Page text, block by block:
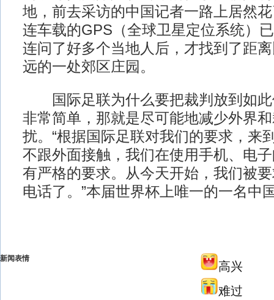
地，前去采访的中国记者一路上居然
连车载的GPS（全球卫星定位系统）
连问了好多个当地人后，才找到了距
远的一处郊区庄园。
国际足联为什么要把裁判放到如此
非常简单，那就是尽可能地减少外界
扰。“根据国际足联对我们的要求，来
不跟外面接触，我们在使用手机、电
有严格的要求。从今天开始，我们被
电话了。”本届世界杯上唯一的一名中
新闻表情
高兴
难过